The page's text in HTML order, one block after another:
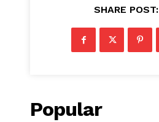
SHARE POST:
Popular